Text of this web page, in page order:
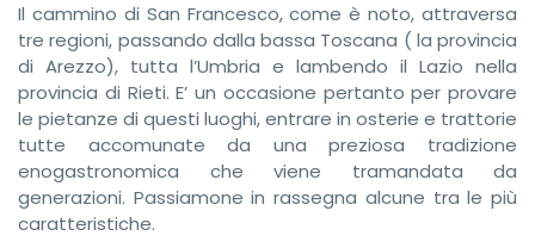
Il cammino di San Francesco, come è noto, attraversa
tre regioni, passando dalla bassa Toscana ( la provincia
di Arezzo), tutta l’Umbria e lambendo il Lazio nella
provincia di Rieti. E’ un occasione pertanto per provare
le pietanze di questi luoghi, entrare in osterie e trattorie
tutte accomunate da una preziosa tradizione
enogastronomica che viene tramandata da
generazioni. Passiamone in rassegna alcune tra le più
caratteristiche.